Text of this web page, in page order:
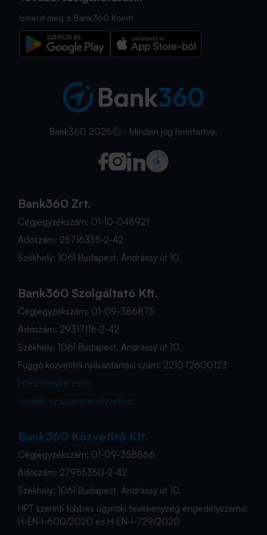
Ismerd meg a Bank360 Koint!
Bank360 2026Ⓒ - Minden jog fenntartva.
Bank360 Zrt.
Cégjegyzékszám: 01-10-048921
Adószám: 25716355-2-42
Székhely: 1061 Budapest, Andrássy út 10.
Bank360 Szolgáltató Kft.
Cégjegyzékszám: 01-09-386875
Adószám: 29317116-2-42
Székhely: 1061 Budapest, Andrássy út 10.
Függő közvetítői nyilvántartási szám: 221072600123
Intézménykeresés
Tovább az üzletszabályzathoz
Bank360 Közvetítő Kft.
Cégjegyzékszám: 01-09-358866
Adószám: 27955350-2-42
Székhely: 1061 Budapest, Andrássy út 10.
HPT szerinti többes ügynöki tevékenység engedélyszáma:
H-EN-I-600/2020 és H-EN-I-729/2020